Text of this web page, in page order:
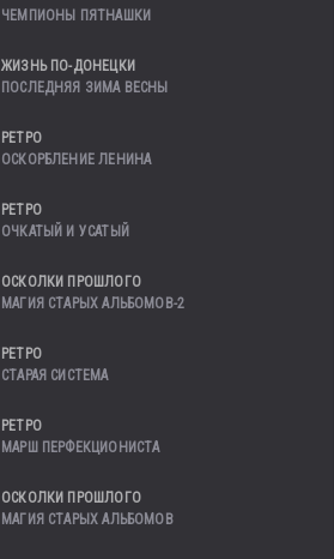
ЧЕМПИОНЫ ПЯТНАШКИ
ЖИЗНЬ ПО-ДОНЕЦКИ
ПОСЛЕДНЯЯ ЗИМА ВЕСНЫ
РЕТРО
ОСКОРБЛЕНИЕ ЛЕНИНА
РЕТРО
ОЧКАТЫЙ И УСАТЫЙ
ОСКОЛКИ ПРОШЛОГО
МАГИЯ СТАРЫХ АЛЬБОМОВ-2
РЕТРО
СТАРАЯ СИСТЕМА
РЕТРО
МАРШ ПЕРФЕКЦИОНИСТА
ОСКОЛКИ ПРОШЛОГО
МАГИЯ СТАРЫХ АЛЬБОМОВ